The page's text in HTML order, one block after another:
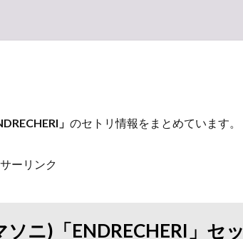
」 のセトリ情報をまとめています。
ーリンク
ニ)「ENDRECHERI」セッ